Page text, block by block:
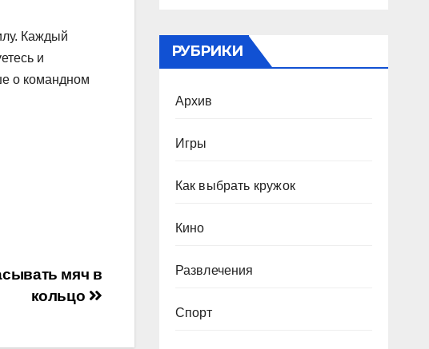
Каждый
и
о командном
мяч в
кольцо
РУБРИКИ
Архив
Игры
Как выбрать кружок
Кино
Развлечения
Спорт